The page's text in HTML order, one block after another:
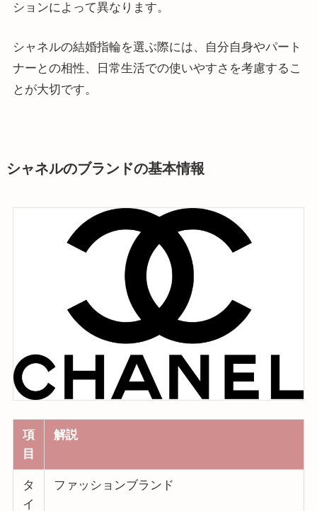
ションによって異なります。
シャネルの結婚指輪を選ぶ際には、自分自身やパート
ナーとの相性、日常生活での使いやすさを考慮するこ
とが大切です。
シャネルのブランドの基本情報
項
目
解説
タ
イ
ファッションブランド